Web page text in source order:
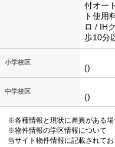
付オー
ト使用
ロ / IH
歩10分
小学校区
()
中学校区
()
※各種情報と現状に差異がある場
※物件情報の学区情報について
当サイト物件情報に記載されて